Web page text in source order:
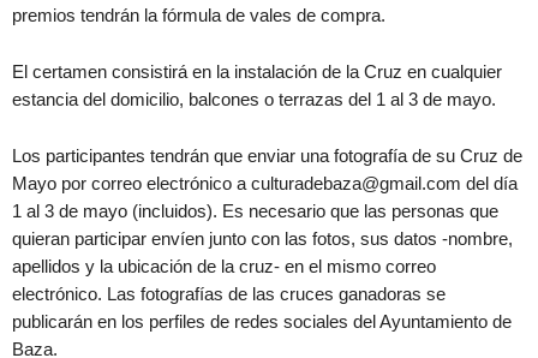
premios tendrán la fórmula de vales de compra.
El certamen consistirá en la instalación de la Cruz en cualquier
estancia del domicilio, balcones o terrazas del 1 al 3 de mayo.
Los participantes tendrán que enviar una fotografía de su Cruz de
Mayo por correo electrónico a culturadebaza@gmail.com del día
1 al 3 de mayo (incluidos). Es necesario que las personas que
quieran participar envíen junto con las fotos, sus datos -nombre,
apellidos y la ubicación de la cruz- en el mismo correo
electrónico. Las fotografías de las cruces ganadoras se
publicarán en los perfiles de redes sociales del Ayuntamiento de
Baza.